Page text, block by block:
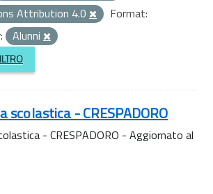
Attribution 4.0
Format:
Alunni
scolastica - CRESPADORO
- CRESPADORO - Aggiornato al